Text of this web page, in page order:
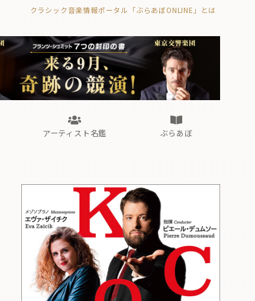
クラシック音楽情報ポータル「ぶらあぼONLINE」とは
ぶらあぼブラス！
フォルテピアノ・オデッセイ
アーティスト名鑑 ぶらあぼ
ぶらあぼブラス！
フォルテピアノ・オデッセイ